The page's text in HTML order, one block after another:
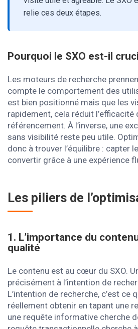
relie ces deux étapes.
Pourquoi le SXO est-il
Les moteurs de recherche
compte le comportement des
est bien positionné mais que les
rapidement, cela réduit l’efficacité
référencement. À l’inverse, une
sans visibilité reste peu utile.
donc à trouver l’équilibre : capter
convertir grâce à une expérience
Les piliers de
1. L’importance du
qualité
Le contenu est au cœur du SXO.
précisément à l’intention de
L’intention de recherche, c’est ce
réellement obtenir en tapant une
une requête informative cherche